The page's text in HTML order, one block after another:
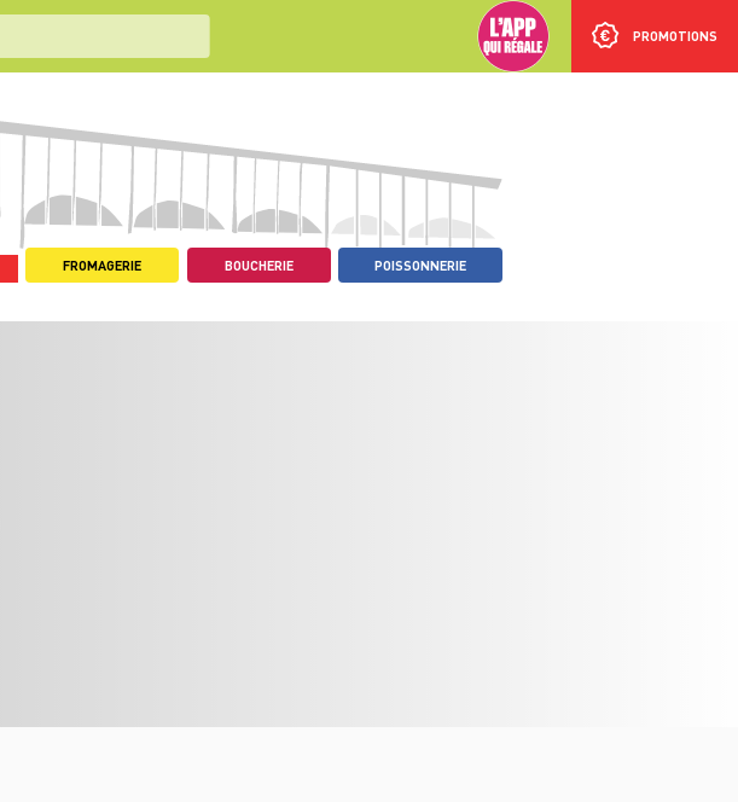
PROMOTIONS
FROMAGERIE BOUCHERIE POISSONNERIE